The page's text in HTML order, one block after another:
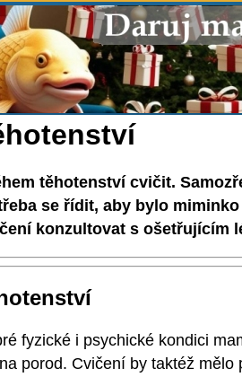
těhotenství cvičit.
se řídit, aby bylo
konzultovat s ošetřujícím
fyzické i psychické kondici
porod. Cvičení by taktéž